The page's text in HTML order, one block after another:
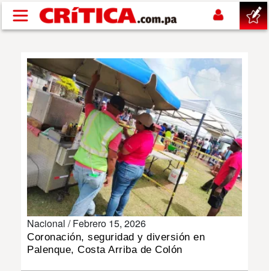
Pasar al contenido principal
SUCESOS
NACIONAL
POLÍTICA
SHOW
DEPORTES
Nacional /Febrero 15, 2026
Coronación, seguridad y diversión en
Palenque, Costa Arriba de Colón